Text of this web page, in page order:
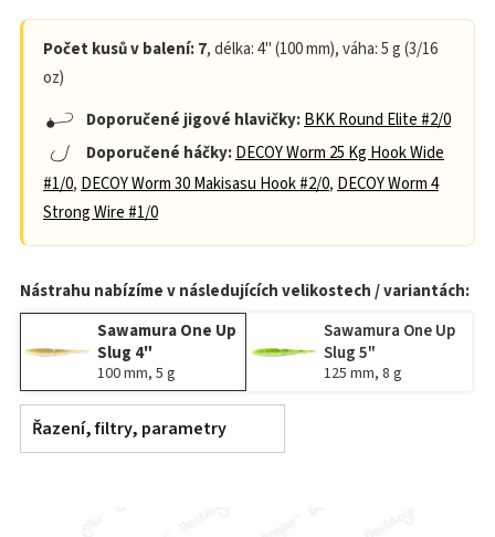
Počet kusů v balení: 7, délka: 4" (100 mm), váha: 5 g (3/16
oz)
Doporučené jigové hlavičky:BKK Round Elite #2/0
Doporučené háčky:DECOY Worm 25 Kg Hook Wide
#1/0, DECOY Worm 30 Makisasu Hook #2/0, DECOY Worm 4
Strong Wire #1/0
Nástrahu nabízíme v následujících velikostech / variantách:
Sawamura One Up
Slug 4"
100 mm, 5 g
Sawamura One Up
Slug 5"
125 mm, 8 g
Řazení, filtry, parametry